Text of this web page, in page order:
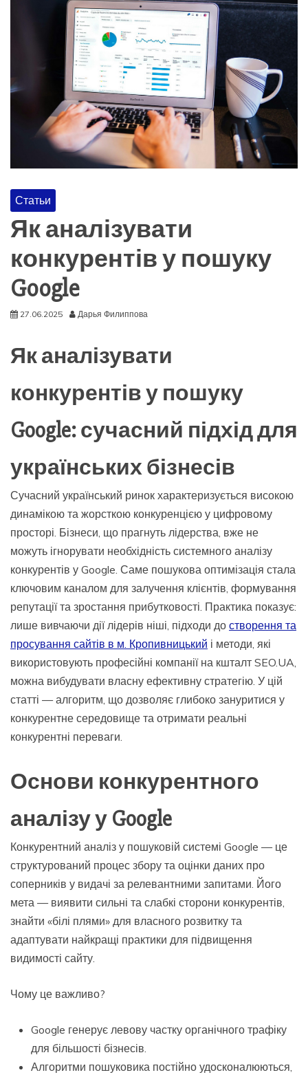
Статьи
Як аналізувати
конкурентів у пошуку
Google
27.06.2025 Дарья Филиппова
Як аналізувати
конкурентів у пошуку
Google: сучасний підхід для
українських бізнесів
Сучасний український ринок характеризується високою
динамікою та жорсткою конкуренцією у цифровому
просторі. Бізнеси, що прагнуть лідерства, вже не
можуть ігнорувати необхідність системного аналізу
конкурентів у Google. Саме пошукова оптимізація стала
ключовим каналом для залучення клієнтів, формування
репутації та зростання прибутковості. Практика показує:
лише вивчаючи дії лідерів ніші, підходи до створення та
просування сайтів в м. Кропивницький і методи, які
використовують професійні компанії на кшталт SEO.UA,
можна вибудувати власну ефективну стратегію. У цій
статті — алгоритм, що дозволяє глибоко зануритися у
конкурентне середовище та отримати реальні
конкурентні переваги.
Основи конкурентного
аналізу у Google
Конкурентний аналіз у пошуковій системі Google — це
структурований процес збору та оцінки даних про
соперників у видачі за релевантними запитами. Його
мета — виявити сильні та слабкі сторони конкурентів,
знайти «білі плями» для власного розвитку та
адаптувати найкращі практики для підвищення
видимості сайту.
Чому це важливо?
Google генерує левову частку органічного трафіку
для більшості бізнесів.
Алгоритми пошуковика постійно удосконалюються,